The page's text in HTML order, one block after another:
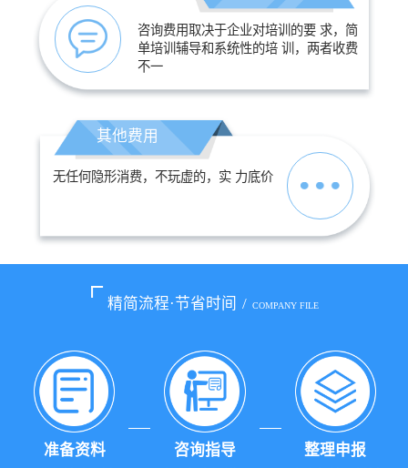
咨询费用取决于企业对培训的要 求，简
单培训辅导和系统性的培 训，两者收费
不一
其他费用
无任何隐形消费，不玩虚的，实 力底价
精简流程·节省时间 / COMPANY FILE
准备资料 咨询指导 整理申报